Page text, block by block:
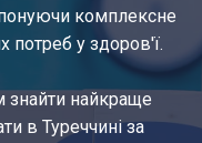
комплексне
потреб у здоров'ї.
найкраще
в Туреччині за